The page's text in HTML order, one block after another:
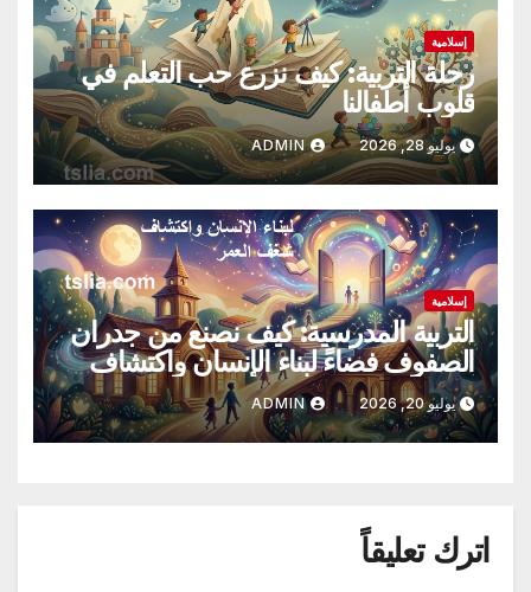
إسلامية
رحلة التربية: كيف نزرع حب التعلم في
قلوب أطفالنا
يوليو 28, 2026 ADMIN
إسلامية
التربية المدرسية: كيف نصنع من جدران
الصفوف فضاءً لبناء الإنسان واكتشاف
شغف العمر؟
يوليو 20, 2026 ADMIN
اترك تعليقاً